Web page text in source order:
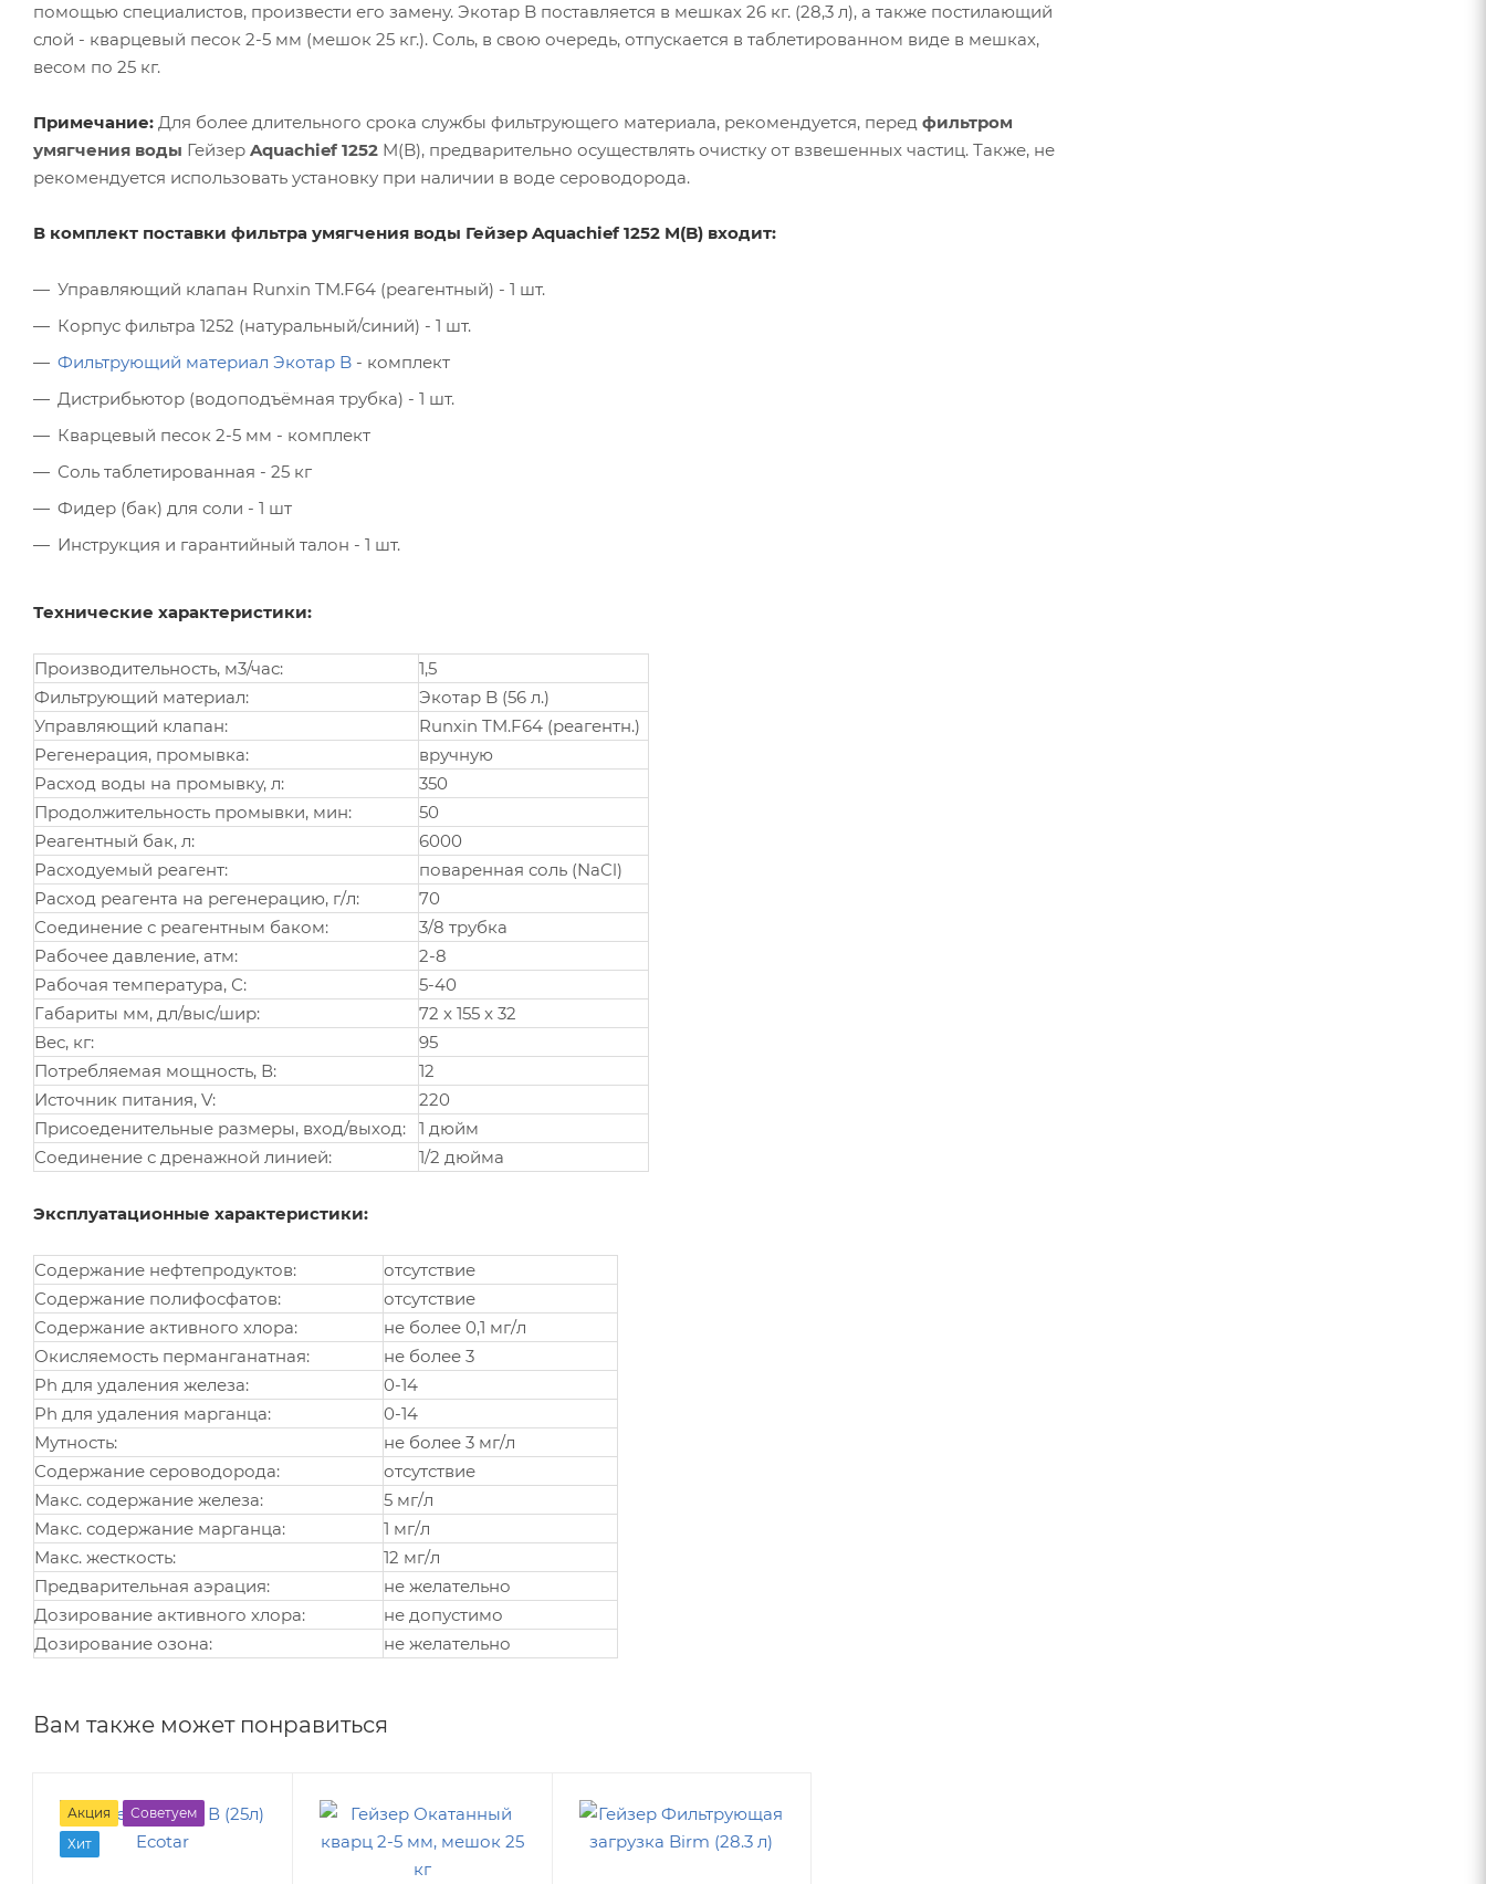
помощью специалистов, произвести его замену. Экотар B поставляется в мешках 26 кг. (28,3 л), а также постилающий
слой - кварцевый песок 2-5 мм (мешок 25 кг.). Соль, в свою очередь, отпускается в таблетированном виде в мешках,
весом по 25 кг.
Примечание: Для более длительного срока службы фильтрующего материала, рекомендуется, перед фильтром
умягчения воды Гейзер Aquachief 1252 M(B), предварительно осуществлять очистку от взвешенных частиц. Также, не
рекомендуется использовать установку при наличии в воде сероводорода.
В комплект поставки фильтра умягчения воды Гейзер Aquachief 1252 M(B) входит:
Управляющий клапан Runxin TM.F64 (реагентный) - 1 шт.
Корпус фильтра 1252 (натуральный/синий) - 1 шт.
Фильтрующий материал Экотар B - комплект
Дистрибьютор (водоподъёмная трубка) - 1 шт.
Кварцевый песок 2-5 мм - комплект
Соль таблетированная - 25 кг
Фидер (бак) для соли - 1 шт
Инструкция и гарантийный талон - 1 шт.
Технические характеристики:
Производительность, м3/час:
1,5
Фильтрующий материал:
Экотар B (56 л.)
Управляющий клапан:
Runxin TM.F64 (реагентн.)
Регенерация, промывка:
вручную
Расход воды на промывку, л:
350
Продолжительность промывки, мин:
50
Реагентный бак, л:
6000
Расходуемый реагент:
поваренная соль (NaCl)
Расход реагента на регенерацию, г/л:
70
Соединение с реагентным баком:
3/8 трубка
Рабочее давление, атм:
2-8
Рабочая температура, С:
5-40
Габариты мм, дл/выс/шир:
72 x 155 x 32
Вес, кг:
95
Потребляемая мощность, В:
12
Источник питания, V:
220
Присоеденительные размеры, вход/выход:
1 дюйм
Соединение с дренажной линией:
1/2 дюйма
Эксплуатационные характеристики:
Содержание нефтепродуктов:
отсутствие
Содержание полифосфатов:
отсутствие
Содержание активного хлора:
не более 0,1 мг/л
Окисляемость перманганатная:
не более 3
Ph для удаления железа:
0-14
Ph для удаления марганца:
0-14
Мутность:
не более 3 мг/л
Содержание сероводорода:
отсутствие
Макс. содержание железа:
5 мг/л
Макс. содержание марганца:
1 мг/л
Макс. жесткость:
12 мг/л
Предварительная аэрация:
не желательно
Дозирование активного хлора:
не допустимо
Дозирование озона:
не желательно
Вам также может понравиться
Акция
Советуем
Хит